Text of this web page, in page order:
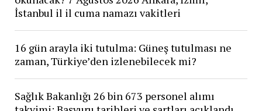
İstanbul il il cuma namazı vakitleri
16 gün arayla iki tutulma: Güneş tutulması ne
zaman, Türkiye’den izlenebilecek mi?
Sağlık Bakanlığı 26 bin 673 personel alımı